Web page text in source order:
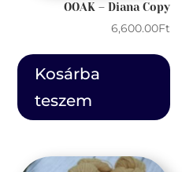
OOAK – Diana Copy
6,600.00Ft
Kosárba
teszem